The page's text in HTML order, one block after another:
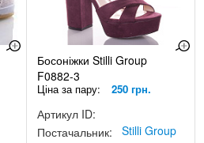
Босоніжки Stilli Group
F0882-3
Ціна за пару: 250 грн.
Артикул ID:
Постачальник:
Stilli Group